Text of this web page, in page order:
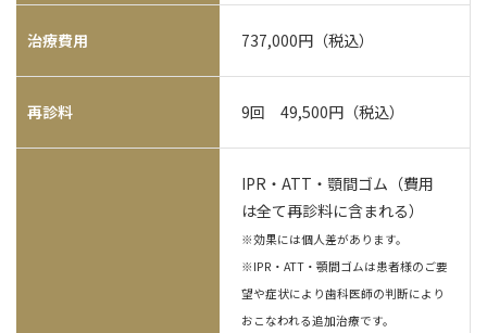
治療費用 737,000円（税込）
再診料 9回 49,500円（税込）
IPR・ATT・顎間ゴム（費用
は全て再診料に含まれる）
※効果には個人差があります。
※IPR・ATT・顎間ゴムは患者様のご要
望や症状により歯科医師の判断により
おこなわれる追加治療です。